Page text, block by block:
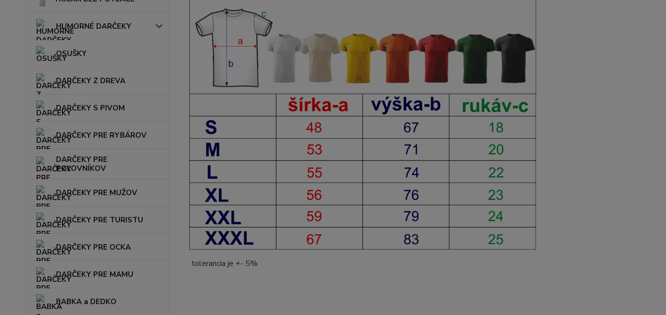
HUMORNÉ DARČEKY
OSUŠKY
DARČEKY Z DREVA
DARČEKY S PIVOM
DARČEKY PRE RYBÁROV
DARČEKY PRE
POĽOVNÍKOV
DARČEKY PRE MUŽOV
DARČEKY PRE TURISTU
DARČEKY PRE OCKA
DARČEKY PRE MAMU
BABKA a DEDKO
tolerancia je +- 5%